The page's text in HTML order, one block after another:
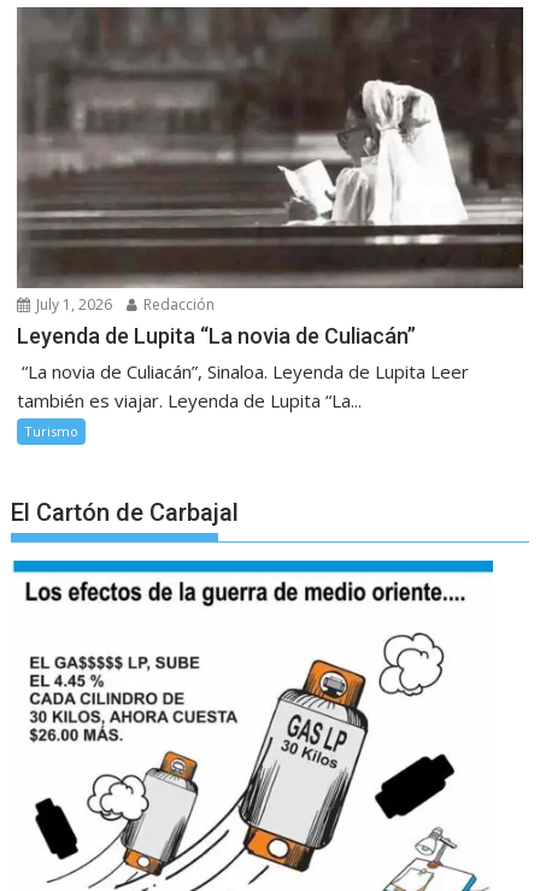
July 1, 2026 Redacción
Leyenda de Lupita “La novia de Culiacán”
“La novia de Culiacán”, Sinaloa. Leyenda de Lupita Leer
también es viajar. Leyenda de Lupita “La...
Turismo
El Cartón de Carbajal